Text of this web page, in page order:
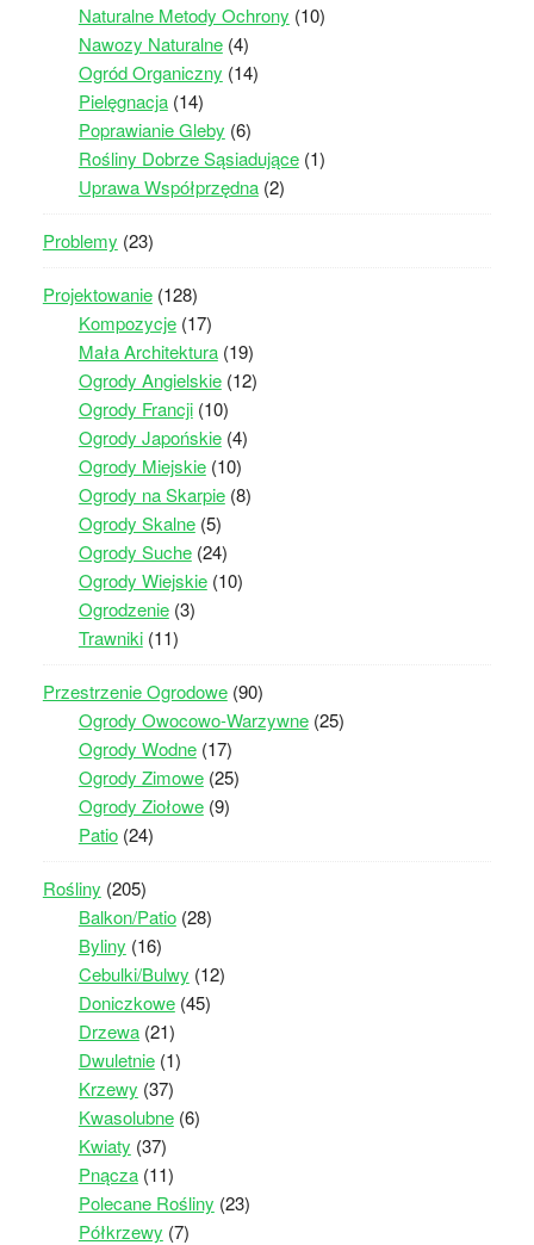
Naturalne Metody Ochrony (10)
Nawozy Naturalne(4)
Ogród Organiczny (14)
Pielęgnacja(14)
Poprawianie Gleby (6)
Rośliny Dobrze Sąsiadujące(1)
Uprawa Współprzędna(2)
Problemy (23)
Projektowanie(128)
Kompozycje(17)
Mała Architektura(19)
Ogrody Angielskie(12)
Ogrody Francji(10)
Ogrody Japońskie(4)
Ogrody Miejskie(10)
Ogrody na Skarpie(8)
Ogrody Skalne(5)
Ogrody Suche(24)
Ogrody Wiejskie(10)
Ogrodzenie(3)
Trawniki(11)
Przestrzenie Ogrodowe(90)
Ogrody Owocowo-Warzywne(25)
Ogrody Wodne(17)
Ogrody Zimowe(25)
Ogrody Ziołowe(9)
Patio(24)
Rośliny (205)
Balkon/Patio(28)
Byliny (16)
Cebulki/Bulwy (12)
Doniczkowe(45)
Drzewa(21)
Dwuletnie(1)
Krzewy (37)
Kwasolubne(6)
Kwiaty (37)
Pnącza(11)
Polecane Rośliny (23)
Półkrzewy (7)